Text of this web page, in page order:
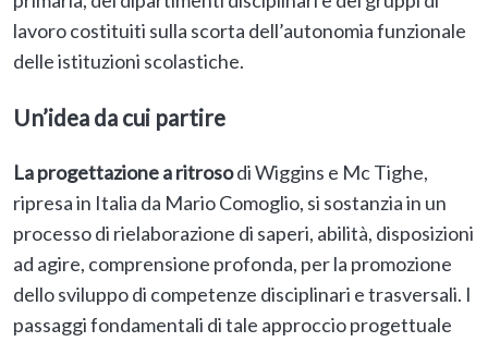
lavoro costituiti sulla scorta dell’autonomia funzionale
delle istituzioni scolastiche.
Un’idea da cui partire
La progettazione a ritrosodi Wiggins e Mc Tighe,
ripresa in Italia da Mario Comoglio, si sostanzia in un
processo di rielaborazione di saperi, abilità, disposizioni
ad agire, comprensione profonda, per la promozione
dello sviluppo di competenze disciplinari e trasversali. I
passaggi fondamentali di tale approccio progettuale